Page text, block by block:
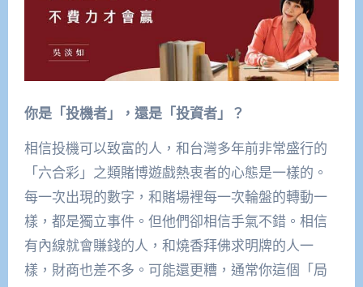
你是「投機者」，還是「投資者」？
相信投機可以致富的人，和台灣多年前非常盛行的
「六合彩」之類賭博遊戲熱衷者的心態是一樣的。
每一次出現的數字，和賭場裡每一次輪盤的轉動一
樣，都是獨立事件。但他們卻相信手氣不錯。相信
有內線就會賺錢的人，和燒香拜佛求明牌的人一
樣，財商也差不多。可能還更糟，通常你這個「局